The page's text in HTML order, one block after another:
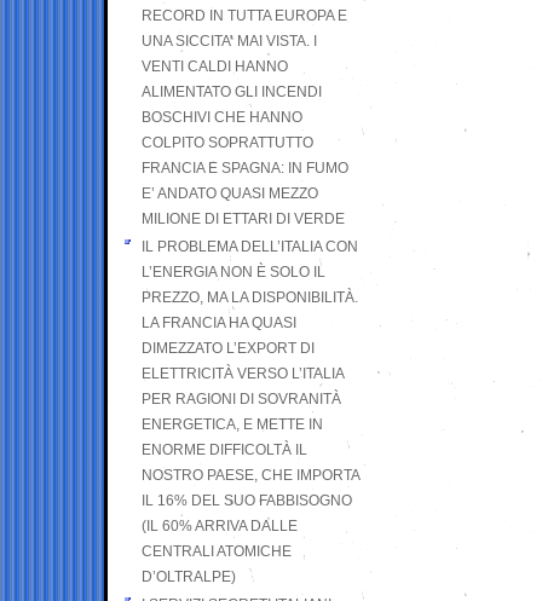
RECORD IN TUTTA EUROPA E
UNA SICCITA’ MAI VISTA. I
VENTI CALDI HANNO
ALIMENTATO GLI INCENDI
BOSCHIVI CHE HANNO
COLPITO SOPRATTUTTO
FRANCIA E SPAGNA: IN FUMO
E’ ANDATO QUASI MEZZO
MILIONE DI ETTARI DI VERDE
IL PROBLEMA DELL’ITALIA CON
L’ENERGIA NON È SOLO IL
PREZZO, MA LA DISPONIBILITÀ.
LA FRANCIA HA QUASI
DIMEZZATO L’EXPORT DI
ELETTRICITÀ VERSO L’ITALIA
PER RAGIONI DI SOVRANITÀ
ENERGETICA, E METTE IN
ENORME DIFFICOLTÀ IL
NOSTRO PAESE, CHE IMPORTA
IL 16% DEL SUO FABBISOGNO
(IL 60% ARRIVA DALLE
CENTRALI ATOMICHE
D’OLTRALPE)